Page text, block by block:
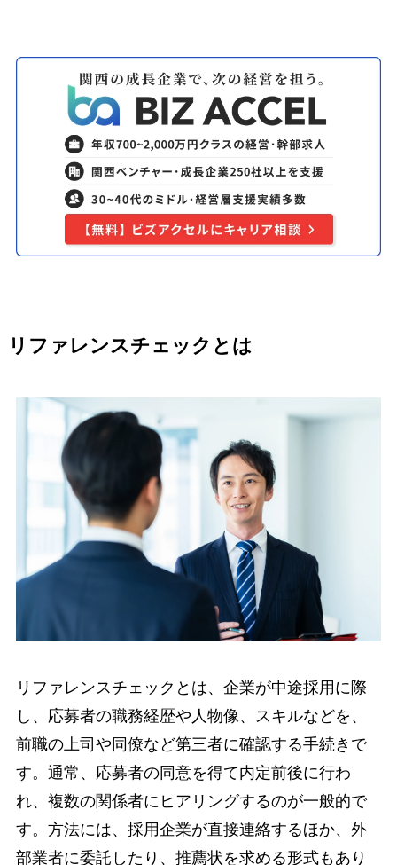
リファレンスチェックとは
リファレンスチェックとは、企業が中途採用に際
し、応募者の職務経歴や人物像、スキルなどを、
前職の上司や同僚など第三者に確認する手続きで
す。通常、応募者の同意を得て内定前後に行わ
れ、複数の関係者にヒアリングするのが一般的で
す。方法には、採用企業が直接連絡するほか、外
部業者に委託したり、推薦状を求める形式もあり